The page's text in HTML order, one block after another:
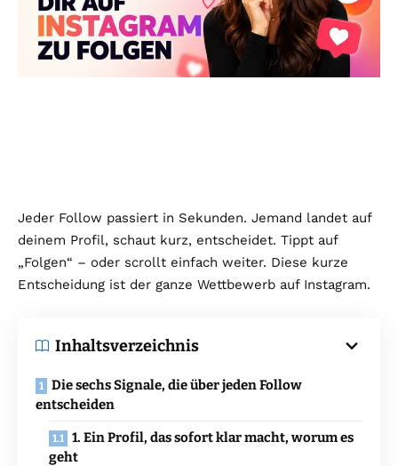
Jeder Follow passiert in Sekunden. Jemand landet auf
deinem Profil, schaut kurz, entscheidet. Tippt auf
„Folgen“ – oder scrollt einfach weiter. Diese kurze
Entscheidung ist der ganze Wettbewerb auf Instagram.
Inhaltsverzeichnis
Die sechs Signale, die über jeden Follow
entscheiden
1. Ein Profil, das sofort klar macht, worum es
geht